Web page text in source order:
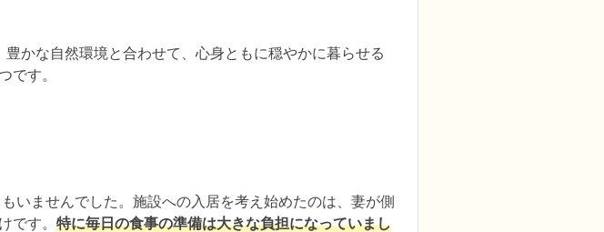
かな自然環境と合わせて、心身ともに穏やかに暮らせる
です。
いませんでした。施設への入居を考え始めたのは、妻が側
です。 特に毎日の食事の準備は大きな負担になっていまし